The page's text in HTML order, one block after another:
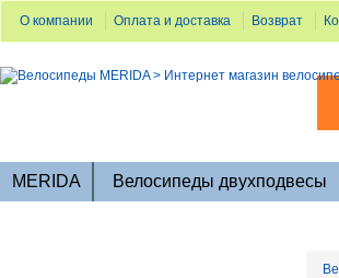
О компании Оплата и доставка Возврат
MERIDA Велосипеды двухподвесы